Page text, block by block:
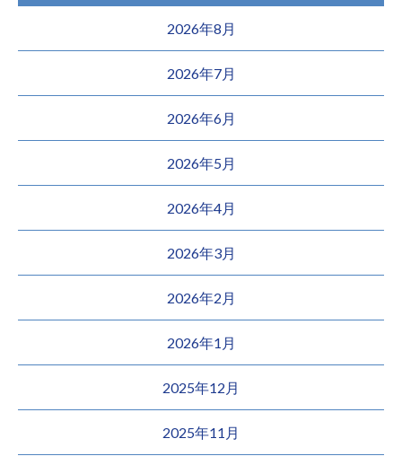
2026年8月
2026年7月
2026年6月
2026年5月
2026年4月
2026年3月
2026年2月
2026年1月
2025年12月
2025年11月